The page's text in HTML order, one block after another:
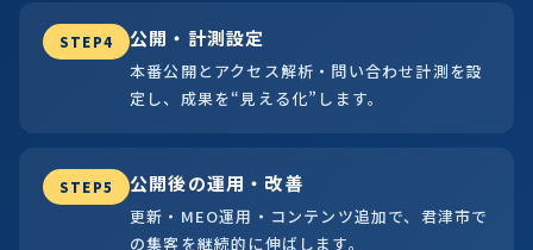
STEP4 公開・計測設定
本番公開とアクセス解析・問い合わせ計測を設
定し、成果を“見える化”します。
STEP5 公開後の運用・改善
更新・MEO運用・コンテンツ追加で、君津市で
の集客を継続的に伸ばします。